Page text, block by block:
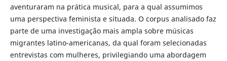
aventuraram na prática musical, para a qual assumimos
uma perspectiva feminista e situada. O corpus analisado faz
parte de uma investigação mais ampla sobre músicas
migrantes latino-americanas, da qual foram selecionadas
entrevistas com mulheres, privilegiando uma abordagem